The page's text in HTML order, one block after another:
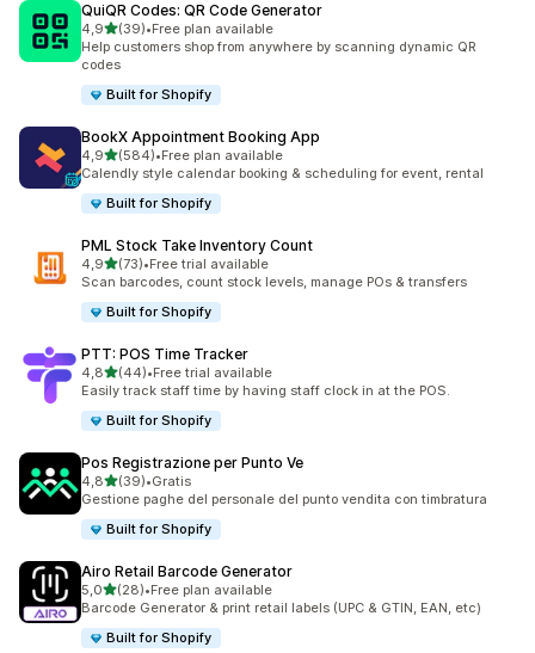
QuiQR Codes: QR Code Generator
4,9stelle su 5
(39)
39 recensioni totali
•Free plan available
Help customers shop from anywhere by scanning dynamic QR
codes
Built for Shopify
BookX Appointment Booking App
4,9stelle su 5
(584)
584 recensioni totali
•Free plan available
Calendly style calendar booking & scheduling for event, rental
Built for Shopify
PML Stock Take Inventory Count
4,9stelle su 5
(73)
73 recensioni totali
•Free trial available
Scan barcodes, count stock levels, manage POs & transfers
Built for Shopify
PTT: POS Time Tracker
4,8stelle su 5
(44)
44 recensioni totali
•Free trial available
Easily track staff time by having staff clock in at the POS.
Built for Shopify
Pos Registrazione per Punto Ve
4,8stelle su 5
(39)
39 recensioni totali
•Gratis
Gestione paghe del personale del punto vendita con timbratura
Built for Shopify
Airo Retail Barcode Generator
5,0stelle su 5
(28)
28 recensioni totali
•Free plan available
Barcode Generator & print retail labels (UPC & GTIN, EAN, etc)
Built for Shopify